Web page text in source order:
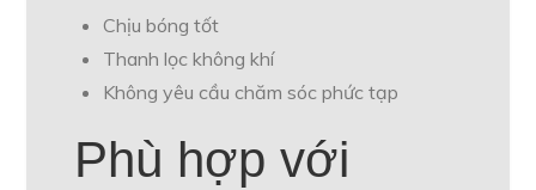
Chịu bóng tốt
Thanh lọc không khí
Không yêu cầu chăm sóc phức tạp
Phù hợp với